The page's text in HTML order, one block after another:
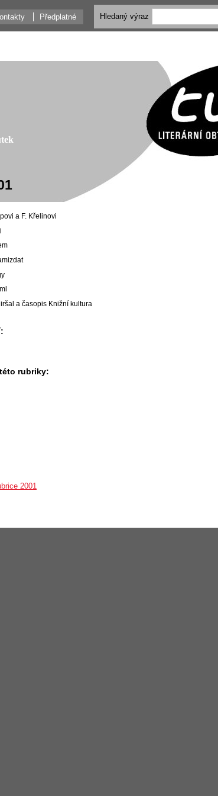
Předplatné
a F. Křelinovi
a časopis Knižní kultura
rubriky:
2001
Hledaný výraz